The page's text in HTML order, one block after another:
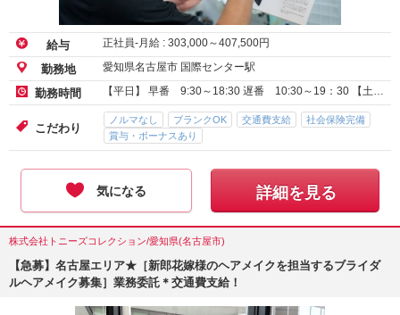
給与 正社員-月給 : 303,000～407,500円
勤務地 愛知県名古屋市 国際センター駅
勤務時間 【平日】 早番 9:30～18:30 遅番 10:30～19：30 【土…
こだわり
ノルマなし ブランクOK 交通費支給
社会保険完備
賞与・ボーナスあり
気になる 詳細を見る
株式会社トニーズコレクション/愛知県(名古屋市)
【急募】名古屋エリア★［新郎花嫁様のヘアメイクを担当するブライダ
ルヘアメイク募集］業務委託＊交通費支給！